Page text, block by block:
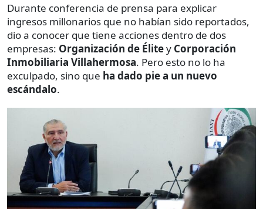
Durante conferencia de prensa para explicar
ingresos millonarios que no habían sido reportados,
dio a conocer que tiene acciones dentro de dos
empresas: Organización de Élitey Corporación
Inmobiliaria Villahermosa. Pero esto no lo ha
exculpado, sino que ha dado pie a un nuevo
escándalo.